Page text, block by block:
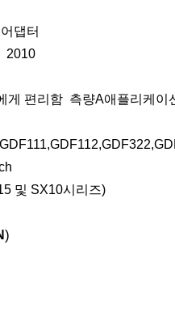
댑터
2010
게 편리함 측량A애플리케이
및 SX10시리즈)
)